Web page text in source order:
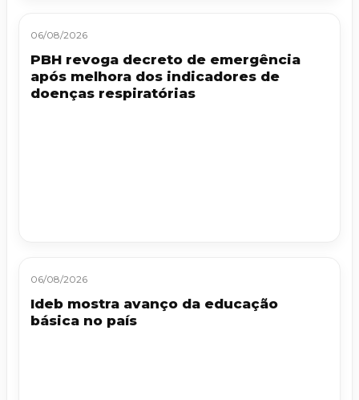
06/08/2026
PBH revoga decreto de emergência
após melhora dos indicadores de
doenças respiratórias
06/08/2026
Ideb mostra avanço da educação
básica no país